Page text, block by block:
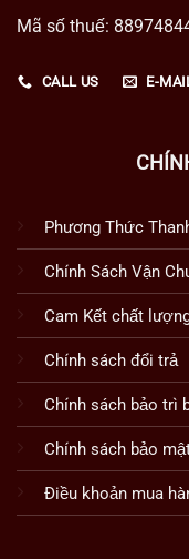
Mã số thuế:
CALL US E-
Phương Thức
Chính Sách Vận
Cam Kết chất
Chính sách đổi trả
Chính sách bảo trì
Chính sách bảo
Điều khoản mua